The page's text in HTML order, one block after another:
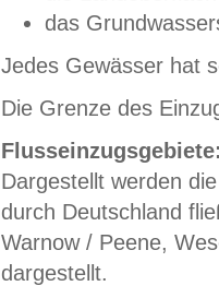
das
Jedes Gewässer hat
Die Grenze des
Dargestellt werden
durch Deutschland
Warnow / Peene,
dargestellt.